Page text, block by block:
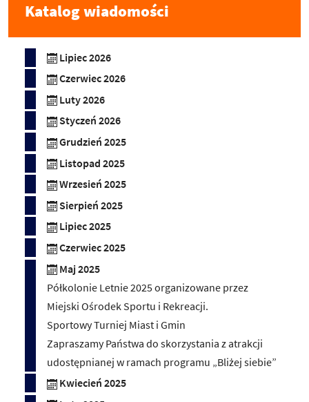
Katalog wiadomości
Lipiec 2026
Czerwiec 2026
Luty 2026
Styczeń 2026
Grudzień 2025
Listopad 2025
Wrzesień 2025
Sierpień 2025
Lipiec 2025
Czerwiec 2025
Maj 2025
Półkolonie Letnie 2025 organizowane przez
Miejski Ośrodek Sportu i Rekreacji.
Sportowy Turniej Miast i Gmin
Zapraszamy Państwa do skorzystania z atrakcji
udostępnianej w ramach programu „Bliżej siebie”
Kwiecień 2025